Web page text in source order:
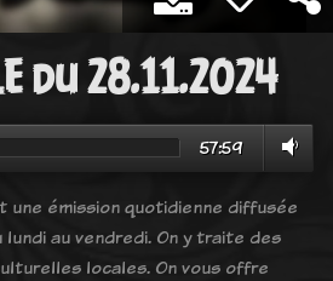
du 28.11.2024
57:59
une émission quotidienne diffusée
lundi au vendredi. On y traite des
locales. On vous offre